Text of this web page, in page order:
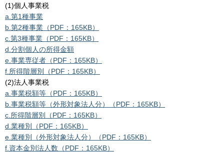
(1)個人事業税
a.第1種事業
b.第2種事業（PDF：165KB）
c.第3種事業（PDF：165KB）
d.分割個人の所得金額
e.事業専従者（PDF：165KB）
f.所得階層別（PDF：165KB）
(2)法人事業税
a.事業税額等（PDF：165KB）
b.事業税額等（外形対象法人分）（PDF：165KB）
c.所得階層別（PDF：165KB）
d.業種別（PDF：165KB）
e.業種別（外形対象法人分）（PDF：165KB）
f.資本金別法人数（PDF：165KB）